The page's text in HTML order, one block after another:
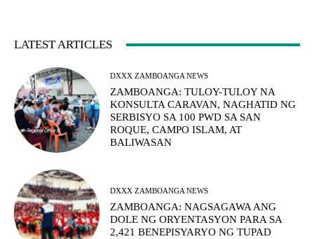
LATEST ARTICLES
DXXX ZAMBOANGA NEWS
ZAMBOANGA: TULOY-TULOY NA
KONSULTA CARAVAN, NAGHATID NG
SERBISYO SA 100 PWD SA SAN
ROQUE, CAMPO ISLAM, AT
BALIWASAN
DXXX ZAMBOANGA NEWS
ZAMBOANGA: NAGSAGAWA ANG
DOLE NG ORYENTASYON PARA SA
2,421 BENEPISYARYO NG TUPAD